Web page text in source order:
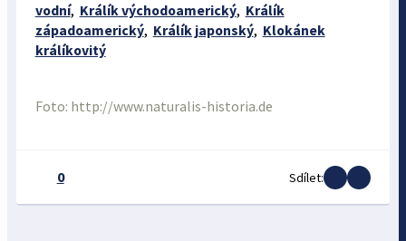
vodní, Králík východoamerický, Králík
západoamerický, Králík japonský, Klokánek
králíkovitý
Foto: http://www.naturalis-historia.de
0 Sdílet: